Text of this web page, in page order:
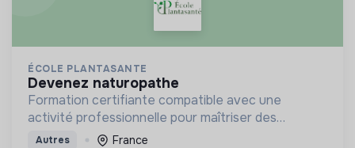
ÉCOLE PLANTASANTE
devenez naturopathe
Formation certifiante compatible avec une
activité professionnelle pour maîtriser des
méthodes de santé naturelles
Autres France